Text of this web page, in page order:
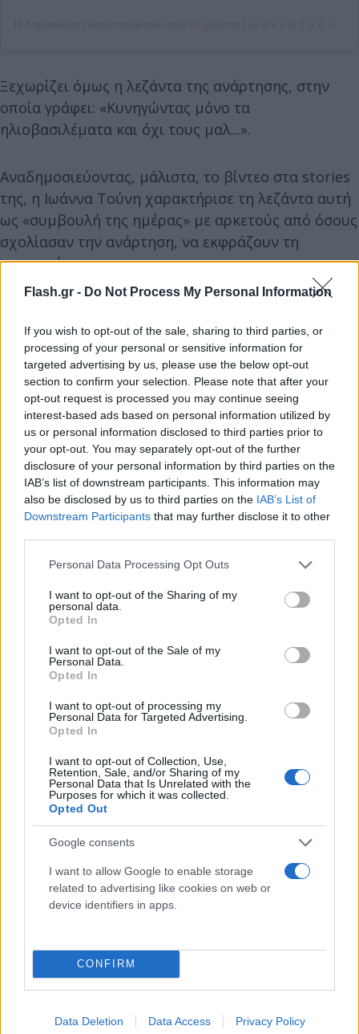
Flash.gr - Do Not Process My Personal Information
If you wish to opt-out of the sale, sharing to third parties, or
processing of your personal or sensitive information for
targeted advertising by us, please use the below opt-out
section to confirm your selection. Please note that after your
opt-out request is processed you may continue seeing
interest-based ads based on personal information utilized by
us or personal information disclosed to third parties prior to
your opt-out. You may separately opt-out of the further
disclosure of your personal information by third parties on the
IAB’s list of downstream participants. This information may
also be disclosed by us to third parties on the IAB’s List of
Downstream Participants that may further disclose it to other
Please note that this website/app uses one or more Google
not limited to your visit or usage behaviour. You may click to
grant or deny consent to Google and its third-party tags to
use your data for below specified purposes in below Google
consent section.
Personal Data Processing Opt Outs
I want to opt-out of the Sharing of my
personal data.
Opted In
I want to opt-out of the Sale of my
Personal Data.
Opted In
I want to opt-out of processing my
Personal Data for Targeted Advertising.
Opted In
I want to opt-out of Collection, Use,
Retention, Sale, and/or Sharing of my
Personal Data that Is Unrelated with the
Purposes for which it was collected.
Opted Out
Google consents
I want to allow Google to enable storage
related to advertising like cookies on web or
device identifiers in apps.
CONFIRM
Data Deletion Data Access Privacy Policy
Ξεχωρίζει όμως η λεζάντα της ανάρτησης, στην
οποία γράφει: «Κυνηγώντας μόνο τα
ηλιοβασιλέματα και όχι τους μαλ...».
Αναδημοσιεύοντας, μάλιστα, το βίντεο στα stories
της, η Ιωάννα Τούνη χαρακτήρισε τη λεζάντα αυτή
ως «συμβουλή της ημέρας» με αρκετούς από όσους
σχολίασαν την ανάρτηση, να εκφράζουν τη
συμφωνία τους.